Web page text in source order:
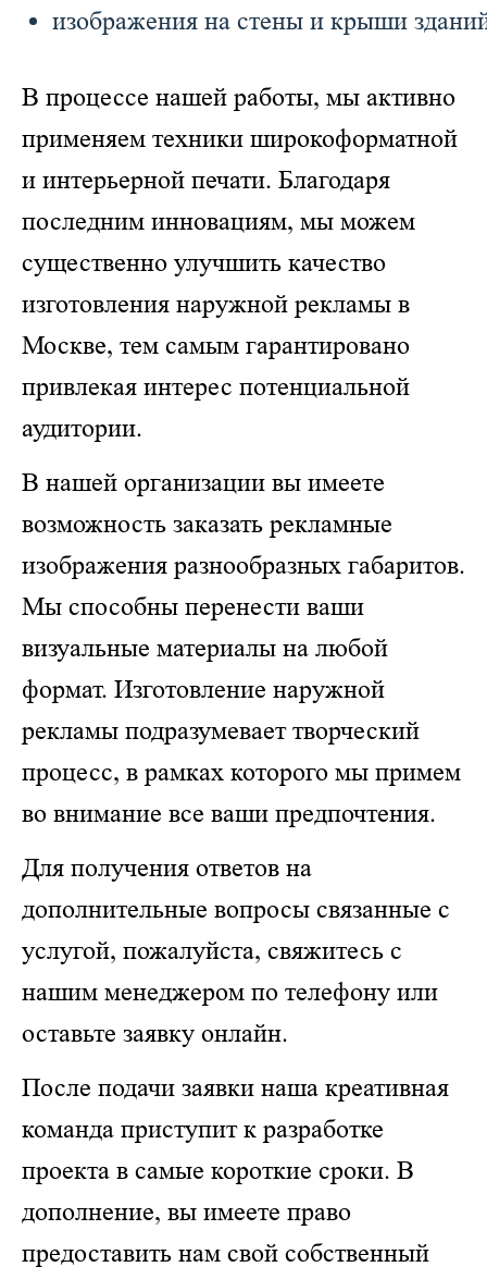
изображения на стены и крыши
В процессе нашей работы, мы активно
применяем техники широкоформатной
и интерьерной печати. Благодаря
последним инновациям, мы можем
существенно улучшить качество
изготовления наружной рекламы в
Москве, тем самым гарантировано
привлекая интерес потенциальной
аудитории.
В нашей организации вы имеете
возможность заказать рекламные
изображения разнообразных габаритов.
Мы способны перенести ваши
визуальные материалы на любой
формат. Изготовление наружной
рекламы подразумевает творческий
процесс, в рамках которого мы примем
во внимание все ваши предпочтения.
Для получения ответов на
дополнительные вопросы связанные с
услугой, пожалуйста, свяжитесь с
нашим менеджером по телефону или
оставьте заявку онлайн.
После подачи заявки наша креативная
команда приступит к разработке
проекта в самые короткие сроки. В
дополнение, вы имеете право
предоставить нам свой собственный